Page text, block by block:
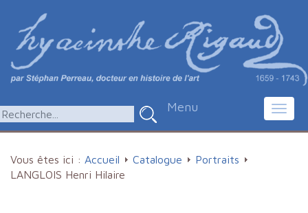
Menu
Vous êtes ici : Accueil Catalogue
Portraits
LANGLOIS Henri Hilaire